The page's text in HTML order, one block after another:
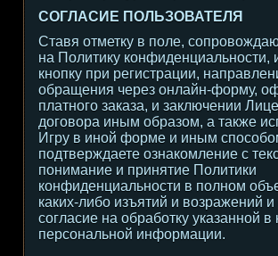
СОГЛАСИЕ ПОЛЬЗОВАТЕЛЯ
Ставя отметку в поле,
на Политику конфиденциальности,
кнопку при регистрации,
обращения через онлайн-форму,
платного заказа, и заключении
договора иным образом, а также
Игру в иной форме и иным
подтверждаете ознакомление с
понимание и принятие Политики
конфиденциальности в полном
каких-либо изъятий и возражений и
согласие на обработку указанной в
персональной информации.